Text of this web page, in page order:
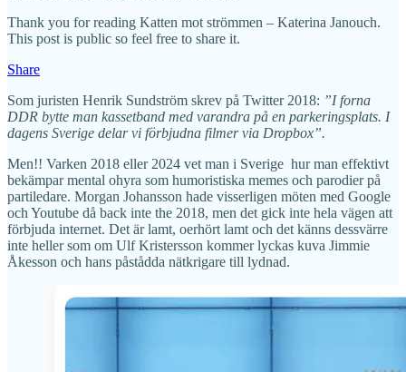
Thank you for reading Katten mot strömmen – Katerina Janouch.
This post is public so feel free to share it.
Share
Som juristen Henrik Sundström skrev på Twitter 2018: ”I forna
DDR bytte man kassetband med varandra på en parkeringsplats. I
dagens Sverige delar vi förbjudna filmer via Dropbox”.
Men!! Varken 2018 eller 2024 vet man i Sverige hur man effektivt
bekämpar mental ohyra som humoristiska memes och parodier på
partiledare. Morgan Johansson hade visserligen möten med Google
och Youtube då back inte the 2018, men det gick inte hela vägen att
förbjuda internet. Det är lamt, oerhört lamt och det känns dessvärre
inte heller som om Ulf Kristersson kommer lyckas kuva Jimmie
Åkesson och hans påstådda nätkrigare till lydnad.